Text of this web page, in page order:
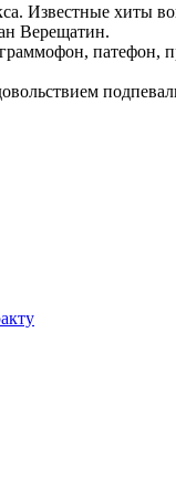
Известные хиты
Верещатин.
патефон,